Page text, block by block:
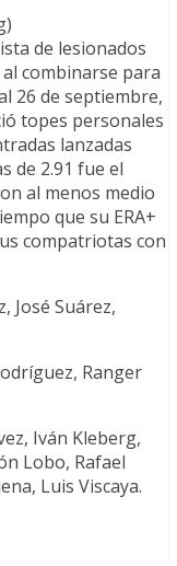
de lesionados
combinarse para
26 de septiembre,
topes personales
lanzadas
de 2.91 fue el
al menos medio
que su ERA+
compatriotas con
José Suárez,
Ranger
Iván Kleberg,
Lobo, Rafael
Luis Viscaya.